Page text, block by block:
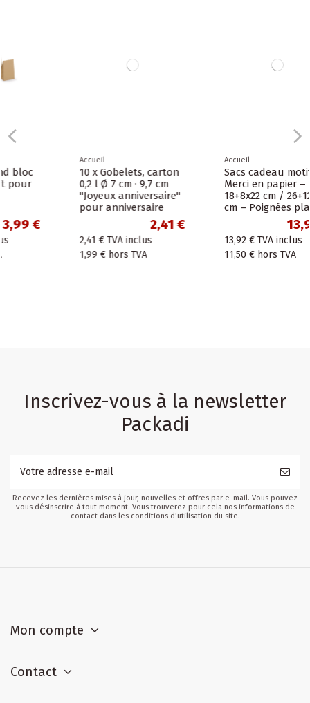
10 x Gobelets, carton
0,2 l Ø 7 cm · 9,7 cm
"Joyeux anniversaire"
pour anniversaire
TVA inclus
hors TVA
Sacs cadeau motif
Merci en papier –
18+8x22 cm / 26+12x35
cm – Poignées plates
TVA inclus
hors TVA
Inscrivez-vous à la newsletter
Packadi
Recevez les dernières mises à jour, nouvelles et offres par e-mail. Vous pouvez
vous désinscrire à tout moment. Vous trouverez pour cela nos informations de
contact dans les conditions d'utilisation du site.
Mon compte
Contact